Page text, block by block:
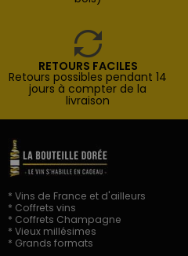
RETOURS FACILES
Retours possibles pendant 14
jours à compter de la
livraison
* Vins de France et d'ailleurs
* Coffrets vins
* Coffrets Champagne
* Vieux millésimes
* Grands formats